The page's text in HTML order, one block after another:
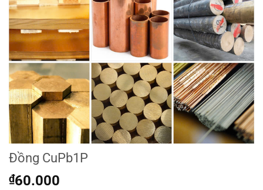
Đồng CuPb1P
₫60.000